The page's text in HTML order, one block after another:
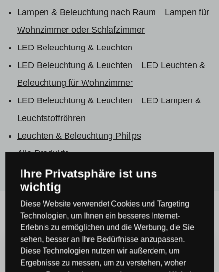
Lampen & Beleuchtung nach Raum
Lampen für
Wohnzimmer oder Schlafzimmer
LED Beleuchtung & Leuchten
LED Beleuchtung & Leuchten
LED Leuchten &
Beleuchtung für Wohnzimmer
LED Beleuchtung & Leuchten
LED Lampen &
Leuchtstoffröhren
Leuchten & Beleuchtung Philips
Alle Produkte
Meistens verkauft mit ...
Ihre Privatsphäre ist uns
wichtig
Diese Website verwendet Cookies und Targeting
Technologien, um Ihnen ein besseres Internet-
Erlebnis zu ermöglichen und die Werbung, die Sie
sehen, besser an Ihre Bedürfnisse anzupassen.
Diese Technologien nutzen wir außerdem, um
Ergebnisse zu messen, um zu verstehen, woher